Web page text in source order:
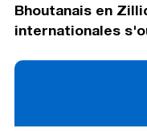
Bhoutanais en
internationales